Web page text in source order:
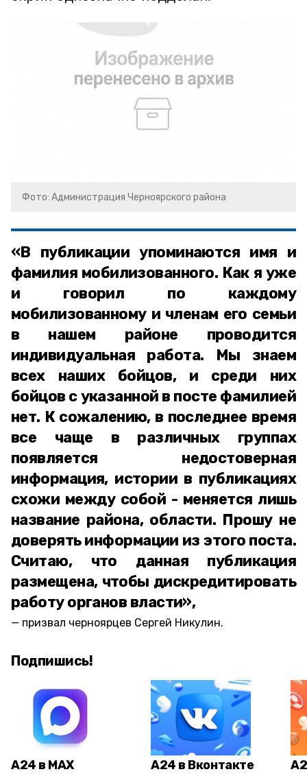
Фото: Администрация Черноярского района
«В публикации упоминаются имя и
фамилия мобилизованного. Как я уже
и говорил по каждому
мобилизованному и членам его семьи
в нашем районе проводится
индивидуальная работа. Мы знаем
всех наших бойцов, и среди них
бойцов с указанной в посте фамилией
нет. К сожалению, в последнее время
все чаще в различных группах
появляется недостоверная
информация, истории в публикациях
схожи между собой - меняется лишь
название района, области. Прошу не
доверять информации из этого поста.
Считаю, что данная публикация
размещена, чтобы дискредитировать
работу органов власти»,
призвал черноярцев Сергей Никулин.
Подпишись!
А24 в MAX А24 в Вконтакте